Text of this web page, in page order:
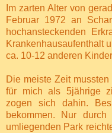
Im zarten Alter von
Februar 1972 an
hochansteckenden
Krankenhausaufenthalt
ca. 10-12 anderen
Die meiste Zeit
für mich als 5jährige
zogen sich dahin.
bekommen. Nur
umliegenden Park